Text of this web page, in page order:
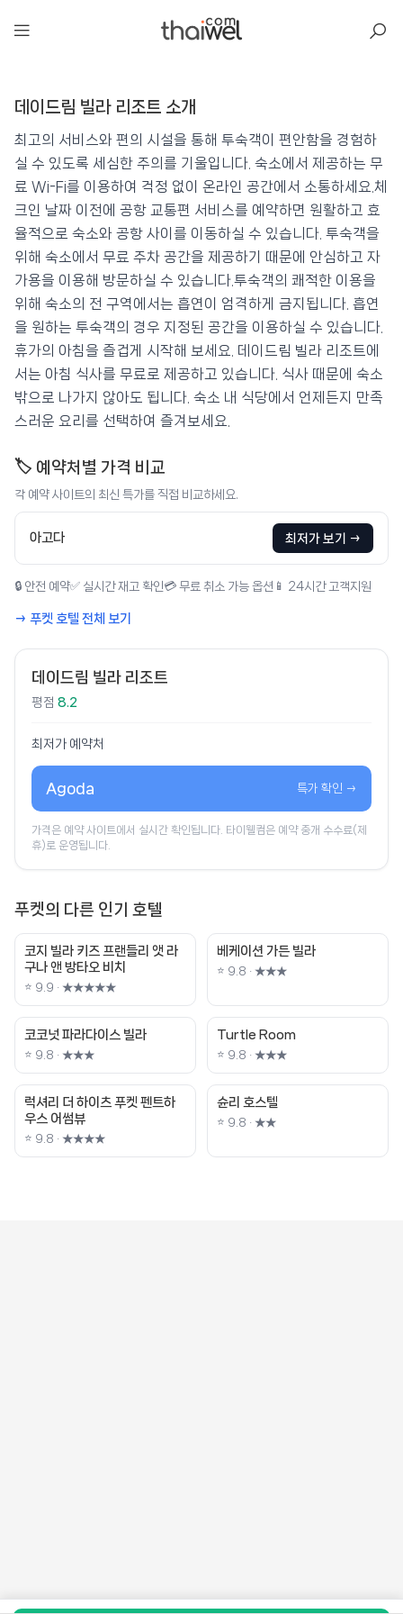
데이드림 빌라 리조트
📍 푸켓★★★★ ⭐ 8.2
💰 최저가 확인 · 예약하기
데이드림 빌라 리조트 소개
최고의 서비스와 편의 시설을 통해 투숙객이 편안함을 경험하
실 수 있도록 세심한 주의를 기울입니다. 숙소에서 제공하는 무
료 Wi-Fi를 이용하여 걱정 없이 온라인 공간에서 소통하세요.체
크인 날짜 이전에 공항 교통편 서비스를 예약하면 원활하고 효
율적으로 숙소와 공항 사이를 이동하실 수 있습니다. 투숙객을
위해 숙소에서 무료 주차 공간을 제공하기 때문에 안심하고 자
가용을 이용해 방문하실 수 있습니다.투숙객의 쾌적한 이용을
위해 숙소의 전 구역에서는 흡연이 엄격하게 금지됩니다. 흡연
을 원하는 투숙객의 경우 지정된 공간을 이용하실 수 있습니다.
휴가의 아침을 즐겁게 시작해 보세요. 데이드림 빌라 리조트에
서는 아침 식사를 무료로 제공하고 있습니다. 식사 때문에 숙소
밖으로 나가지 않아도 됩니다. 숙소 내 식당에서 언제든지 만족
스러운 요리를 선택하여 즐겨보세요.
🏷️ 예약처별 가격 비교
각 예약 사이트의 최신 특가를 직접 비교하세요.
아고다 최저가 보기 →
🔒 안전 예약✅ 실시간 재고 확인 💳 무료 취소 가능 옵션 📱 24시간 고객지원
→ 푸켓 호텔 전체 보기
데이드림 빌라 리조트
평점 8.2
최저가 예약처
Agoda 특가 확인 →
가격은 예약 사이트에서 실시간 확인됩니다. 타이웰컴은 예약 중개 수수료(제
휴)로 운영됩니다.
푸켓의 다른 인기 호텔
코지 빌라 키즈 프랜들리 앳 라
구나 앤 방타오 비치
⭐ 9.9 · ★★★★★
베케이션 가든 빌라
⭐ 9.8 · ★★★
코코넛 파라다이스 빌라
⭐ 9.8 · ★★★
Turtle Room
⭐ 9.8 · ★★★
럭셔리 더 하이츠 푸켓 펜트하
우스 어썸뷰
⭐ 9.8 · ★★★★
슌리 호스텔
⭐ 9.8 · ★★